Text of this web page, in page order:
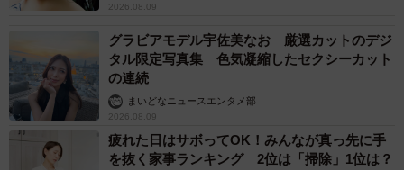
2026.08.09
グラビアモデル宇佐美なお 厳選カットのデジ
タル限定写真集 色気凝縮したセクシーカット
の連続
まいどなニュースエンタメ部
2026.08.09
疲れた日はサボってOK！みんなが真っ先に手
を抜く家事ランキング 2位は「掃除」1位は？